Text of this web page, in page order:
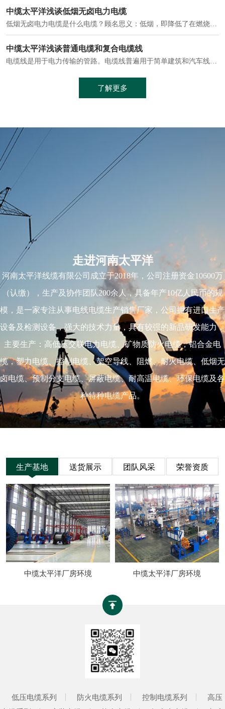
中缆太平洋浅谈低烟无卤电力电缆
低烟无卤电力电缆是什么电缆？顾名思义：低烟，即降低了在燃烧时有害物体的产生；卤素对于人体来说是一种有毒气体，无卤就是没有毒气体的释放，通常是针对电缆遇火灾时而言的。低烟无卤电力电缆又可以称之为环保电缆，低烟无卤电缆大多数用于医院和对环境卫生要求比较严格的地方。
中缆太平洋浅谈普通电缆和复合电缆线
电缆线是用于电力传输的管路。电缆线普遍用于简单建筑和汽车线材，作为能源输送缆线，电缆线的复杂结构勿庸置疑。根据目标功能，电缆线具有以下一些特点：建筑用和车用线材要求轻质、大批量生产、价格低廉、具有相当的电学和力学性能和长时间的耐老化性能；工业用线材必须具有符合客户要求的性能；
了解更多
走进河南太平洋
河南太平洋线缆有限公司成立于2018年，公司注册资金10600万
（认缴），生产及协作团队200余人，具备年产10亿人民币的规
模，是一家专注从事电线电缆生产销售厂家，公司拥有进口生产
设备及检测设备，强大的技术力量，具有较强的新品研发能力，
主要生产：高低压交联电力电缆、矿物质防火电缆，铝合金电
缆，塑力电缆、控制电缆、架空导线、阻燃、耐火电缆、低烟无
卤电缆、预制分支电缆、屏蔽电缆、耐高温电缆、环保电缆及各
种特种电缆产品。
生产基地 送货展示 团队风采 荣誉资质
中缆太平洋厂房环境 中缆太平洋厂房环境
低压电缆系列 防火电缆系列 控制电缆系列
高压